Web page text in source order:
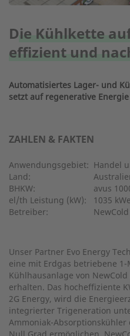
Die Kühlkette
effizient und
Automatisiertes Lager- und
setzt auf regenerative Energie
ZAHLEN & FAKTEN
Anwendungsgebiet: Handel
Land:
BHKW:
avus
el/th Leistung (kW):
1035
Betreiber:
NewCold
Unser Partner Evo Energy
eine mit Erdgas betriebene
Kühlhausanlage von
erhalten. Das hocheffiziente
2G Energy, wird die
integrierter Trigeneration
Ammoniak-
Null Grad ermöglichen.